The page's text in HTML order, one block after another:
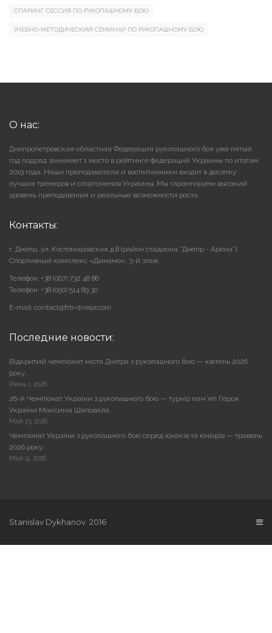
СПАРИНГ СЕССИЯ ПО РУКОПАШНОМУ БОЮ
УЧЕБНО-МЕТОДИЧЕСКИЙ СЕМИНАР ПО РУКОПАШНОМУ БОЮ
О нас:
Днепропетровская областная Федерация рукопашного боя уже пятый
год подряд занимает 1 место в рейтинге федераций Украины по итогам
2019 года. Наши преподаватели и воспитанники входят в десятку
лучших тренеров и спортсменов Украины. Мы гарантируем высокий
уровень преподавания и реальные возможности роста.
Контакты:
г. Днепр, ул. Костомаровская д.8 (район стадиона "Днепр - Арена"),
Cпортивный комплекс «Динамо», 3-й этаж
Телефон: +38 (067) 732 48 86
Телефон: +38 (050) 514 89 30
E-mail: contact@frb-dnepr.com
Последние новости:
Відкритий чемпіонат міста Дніпра з рукопашного бою — квітень 2026
року.
Июнь 1, 2026
26-й Чемпіонат України з рукопашного бою — турнір пам’яті Героя
України Максима Шаповала.
Май 23, 2026
Чемпіонат України з рукопашного бою серед юнаків та юніорів — травень
2026 року.
Май 11, 2026
Stanislav Dykhanov. 2016